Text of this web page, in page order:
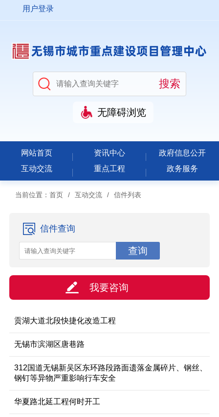
用户登录
无障碍浏览
网站首页 资讯中心
政府信息公开
互动交流
重点工程 政务服务
当前位置： 首页 / 互动交流 / 信件列表
信件查询
我要咨询
贡湖大道北段快捷化改造工程
无锡市滨湖区唐巷路
312国道无锡新吴区东环路段路面遗落金属碎片、钢丝、
钢钉等异物严重影响行车安全
华夏路北延工程何时开工